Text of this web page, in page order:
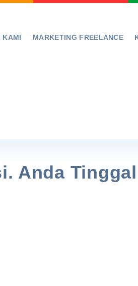
KAMI MARKETING FREELANCE
Anda